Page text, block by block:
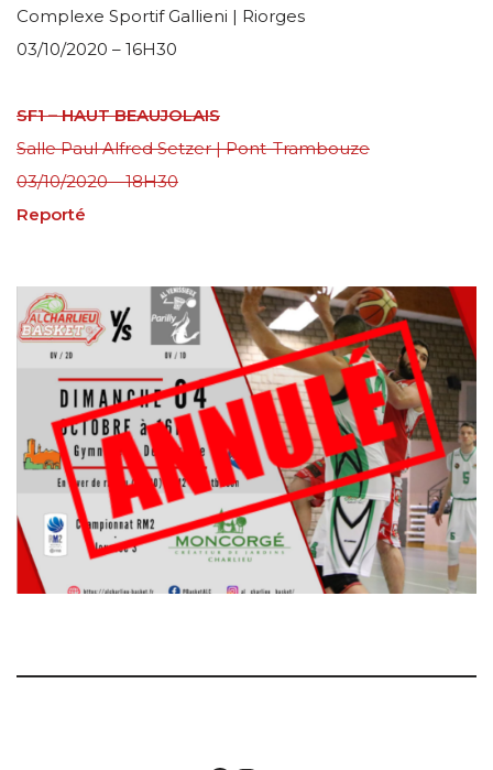
Complexe Sportif Gallieni | Riorges
03/10/2020 – 16H30
SF1 – HAUT BEAUJOLAIS
Salle Paul Alfred Setzer | Pont-Trambouze
03/10/2020 – 18H30
Reporté